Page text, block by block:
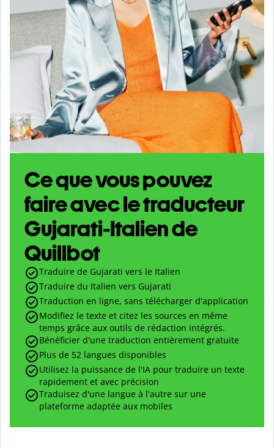
Ce que vous pouvez
faire avec le traducteur
Gujarati-Italien de
Quillbot
Traduire de Gujarati vers le Italien
Traduire du Italien vers Gujarati
Traduction en ligne, sans télécharger d'application
Modifiez le texte et citez les sources en même
temps grâce aux outils de rédaction intégrés.
Bénéficier d'une traduction entièrement gratuite
Plus de 52 langues disponibles
Utilisez la puissance de l'IA pour traduire un texte
rapidement et avec précision
Traduisez d'une langue à l'autre sur une
plateforme adaptée aux mobiles